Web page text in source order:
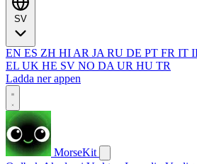
EN ES ZH HI AR JA RU DE PT FR IT
EL UK HE SV NO DA UR HU TR
Ladda ner appen
MorseKit